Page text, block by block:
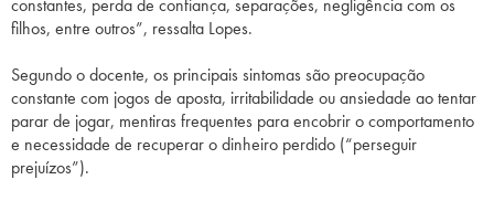
constantes, perda de confiança, separações, negligência com os
filhos, entre outros”, ressalta Lopes.
Segundo o docente, os principais sintomas são preocupação
constante com jogos de aposta, irritabilidade ou ansiedade ao tentar
parar de jogar, mentiras frequentes para encobrir o comportamento
e necessidade de recuperar o dinheiro perdido (“perseguir
prejuízos”).